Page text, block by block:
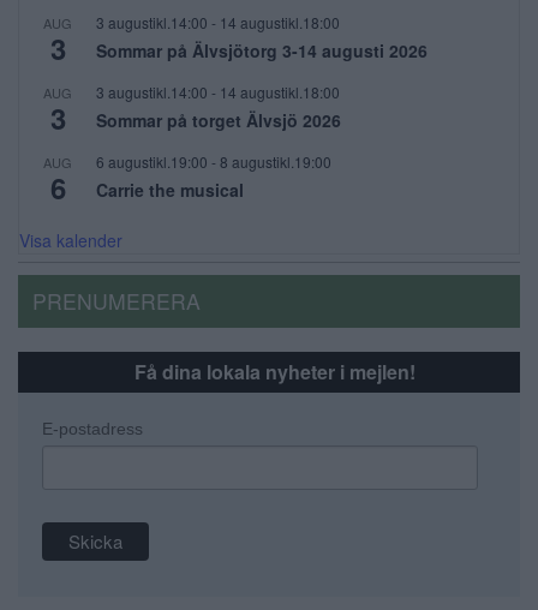
AUG
3
3 augustikl.14:00 - 14 augustikl.18:00
Sommar på Älvsjötorg 3-14 augusti 2026
AUG
3
3 augustikl.14:00 - 14 augustikl.18:00
Sommar på torget Älvsjö 2026
AUG
6
6 augustikl.19:00 - 8 augustikl.19:00
Carrie the musical
Visa kalender
PRENUMERERA
Få dina lokala nyheter i mejlen!
E-postadress